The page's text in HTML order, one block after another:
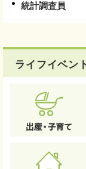
統計調査員
ライフイベン